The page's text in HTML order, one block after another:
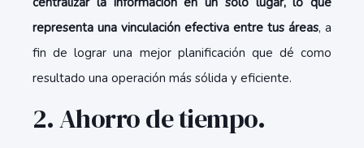
representa una vinculación efectiva entre tus áreas, a
fin de lograr una mejor planificación que dé como
resultado una operación más sólida y eficiente.
2. Ahorro de tiempo.